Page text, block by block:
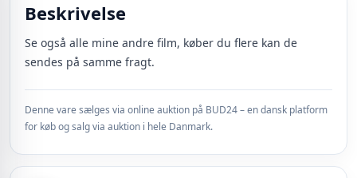
Beskrivelse
Se også alle mine andre film, køber du flere kan de
sendes på samme fragt.
Denne vare sælges via online auktion på BUD24 – en dansk platform
for køb og salg via auktion i hele Danmark.